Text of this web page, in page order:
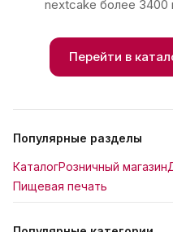
nextcake более 3400
Перейти в
Популярные разделы
КаталогРозничный магазин
Пищевая печать